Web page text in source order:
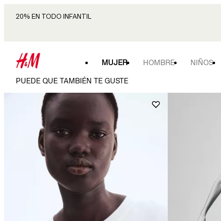
20% EN TODO INFANTIL
MUJER HOMBRE NIÑOS
PUEDE QUE TAMBIÉN TE GUSTE